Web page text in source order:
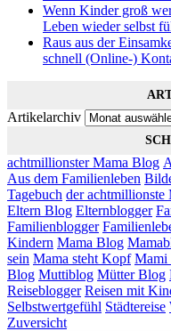
Wenn Kinder groß
Leben wieder selbst
Raus aus der
schnell (Online-)
Artikelarchiv
achtmillionster Mama Blog
Aus dem Familienleben
Tagebuch der achtmillionste
Eltern Blog Elternblogger
Familienblogger
Kindern Mama Blog
sein Mama steht Kopf Mami
Blog Muttiblog Mütter Blog
Reiseblogger Reisen mit
Selbstwertgefühl Städtereise
Zuversicht